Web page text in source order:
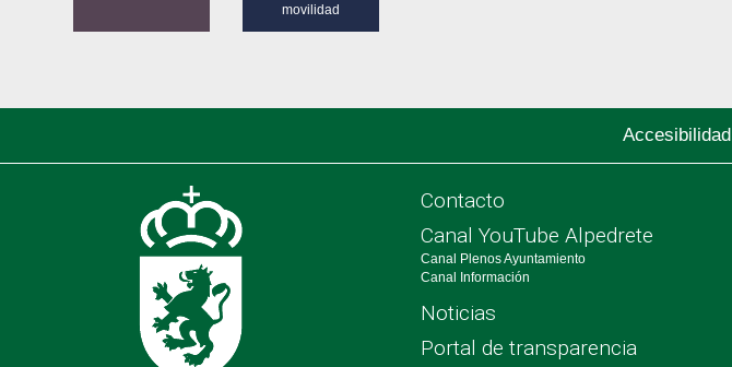
movilidad
Accesibilidad
Contacto
Canal YouTube Alpedrete
Canal Plenos Ayuntamiento
Canal Información
Noticias
Portal de transparencia